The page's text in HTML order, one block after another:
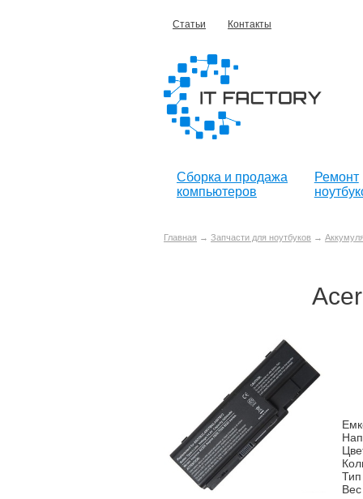
Статьи Контакты
Сборка и продажа
компьютеров
Ремонт
Главная → Запчасти для ноутбуков →